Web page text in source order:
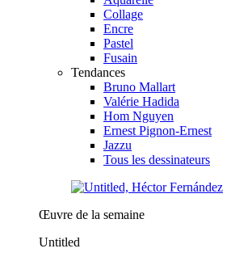
Collage
Encre
Pastel
Fusain
Tendances
Bruno Mallart
Valérie Hadida
Hom Nguyen
Ernest Pignon-Ernest
Jazzu
Tous les dessinateurs
Œuvre de la semaine
Untitled